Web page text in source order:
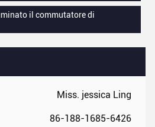
Miss. jessica Ling
86-188-1685-6426
il commutatore di